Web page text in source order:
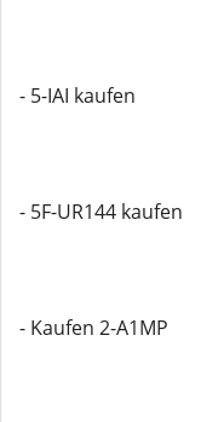
- 5-IAI kaufen
- 5F-UR144 kaufen
- Kaufen 2-A1MP